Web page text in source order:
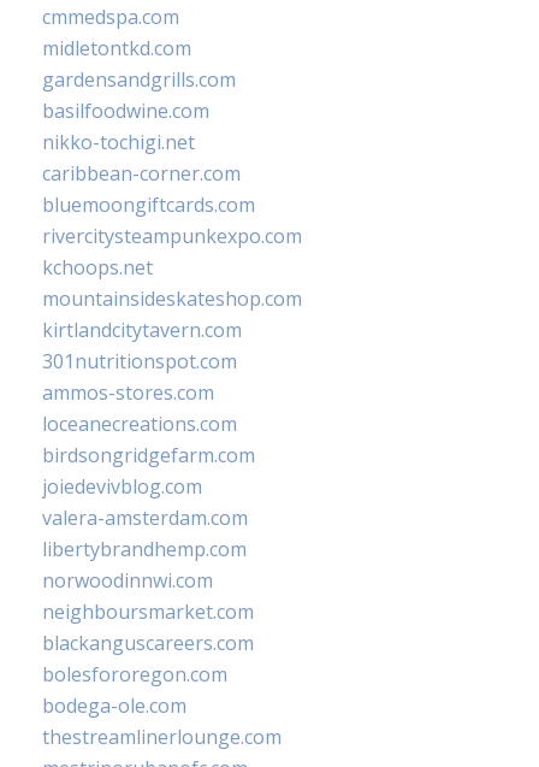
cmmedspa.com
midletontkd.com
gardensandgrills.com
basilfoodwine.com
nikko-tochigi.net
caribbean-corner.com
bluemoongiftcards.com
rivercitysteampunkexpo.com
kchoops.net
mountainsideskateshop.com
kirtlandcitytavern.com
301nutritionspot.com
ammos-stores.com
loceanecreations.com
birdsongridgefarm.com
joiedevivblog.com
valera-amsterdam.com
libertybrandhemp.com
norwoodinnwi.com
neighboursmarket.com
blackanguscareers.com
bolesfororegon.com
bodega-ole.com
thestreamlinerlounge.com